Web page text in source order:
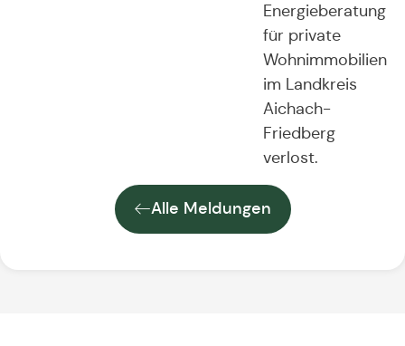
Energieberatung
für private
Wohnimmobilien
im Landkreis
Aichach-
Friedberg
verlost.
Alle Meldungen